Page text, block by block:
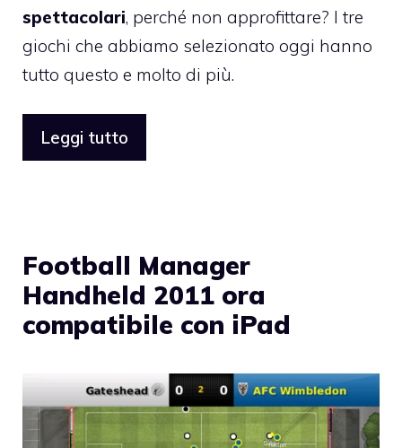
spettacolari, perché non approfittare? I tre
giochi che abbiamo selezionato oggi hanno
tutto questo e molto di più.
Leggi tutto
Football Manager
Handheld 2011 ora
compatibile con iPad